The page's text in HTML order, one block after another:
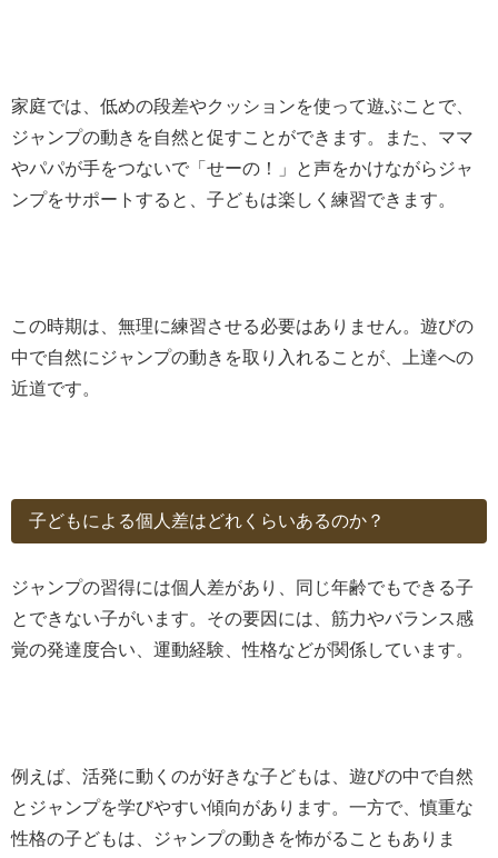
家庭では、低めの段差やクッションを使って遊ぶことで、
ジャンプの動きを自然と促すことができます。また、ママ
やパパが手をつないで「せーの！」と声をかけながらジャ
ンプをサポートすると、子どもは楽しく練習できます。
この時期は、無理に練習させる必要はありません。遊びの
中で自然にジャンプの動きを取り入れることが、上達への
近道です。
子どもによる個人差はどれくらいあるのか？
ジャンプの習得には個人差があり、同じ年齢でもできる子
とできない子がいます。その要因には、筋力やバランス感
覚の発達度合い、運動経験、性格などが関係しています。
例えば、活発に動くのが好きな子どもは、遊びの中で自然
とジャンプを学びやすい傾向があります。一方で、慎重な
性格の子どもは、ジャンプの動きを怖がることもありま